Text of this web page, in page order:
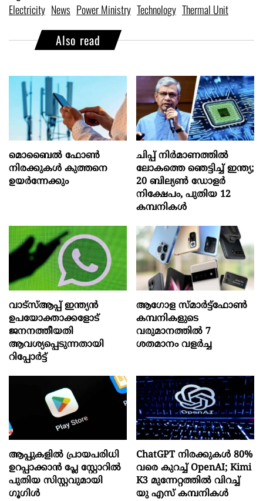
Electricity News Power Ministry Technology Thermal Unit
Also read
മൊബൈല്‍ ഫോണ്‍
നിരക്കുകള്‍ കുത്തനെ
ഉയര്‍ന്നേക്കും
ചിപ്പ് നിർമാണത്തിൽ
ലോകത്തെ ഞെട്ടിച്ച് ഇന്ത്യ;
20 ബില്യൺ ഡോളർ
നിക്ഷേപം, പുതിയ 12
കമ്പനികൾ
വാട്‌സ്ആപ്പ് ഇന്ത്യൻ
ഉപയോക്താക്കളോട്
ജനനത്തീയതി
ആവശ്യപ്പെടുന്നതായി
റിപ്പോർട്ട്
ആഗോള സ്‌മാർട്ട്‌ഫോൺ
കമ്പനികളുടെ
വരുമാനത്തിൽ 7
ശതമാനം വളർച്ച
ആപ്പുകളിൽ പ്രായപരിധി
ഉറപ്പാക്കാൻ പ്ലേ സ്റ്റോറിൽ
പുതിയ സിസ്റ്റവുമായി
ഗൂഗിൾ
ChatGPT നിരക്കുകൾ 80%
വരെ കുറച്ച് OpenAI; Kimi
K3 മുന്നേറ്റത്തിൽ വിറച്ച്
യു എസ് കമ്പനികൾ